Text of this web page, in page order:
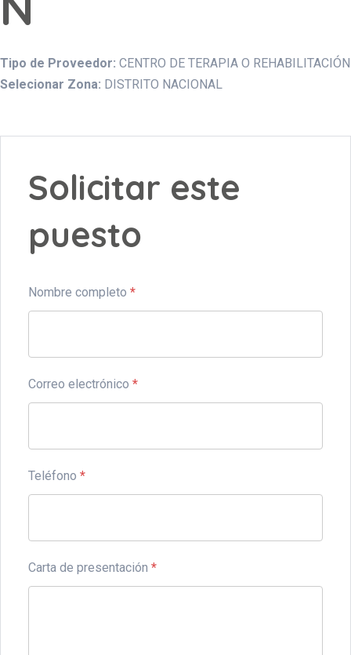
Tipo de Proveedor: CENTRO DE TERAPIA O REHABILITACIÓN
Selecionar Zona: DISTRITO NACIONAL
Solicitar este
puesto
Nombre completo *
Correo electrónico *
Teléfono *
Carta de presentación *